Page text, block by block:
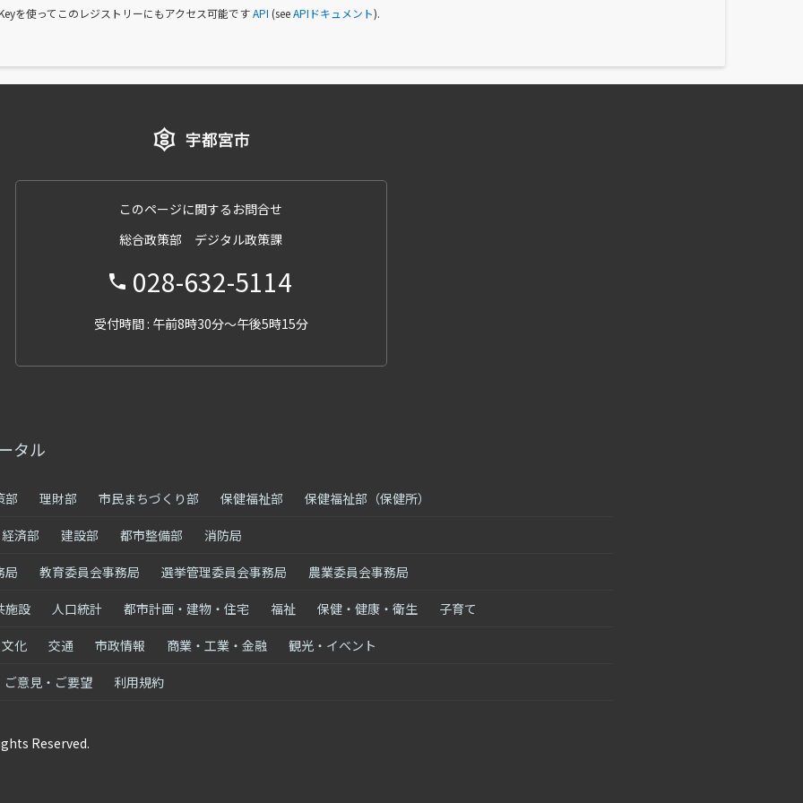
を使ってこのレジストリーにもアクセス可能ですAPI (seeAPIドキュメント).
このページに関するお問合せ
総合政策部 デジタル政策課
028-632-5114
受付時間 : 午前8時30分～午後5時15分
タル
部 理財部 市民まちづくり部 保健福祉部 保健福祉部（保健所）
経済部 建設部 都市整備部 消防局
局 教育委員会事務局 選挙管理委員会事務局 農業委員会事務局
施設 人口統計 都市計画・建物・住宅 福祉 保健・健康・衛生 子育て
化 交通 市政情報 商業・工業・金融 観光・イベント
ご意見・ご要望 利用規約
Reserved.